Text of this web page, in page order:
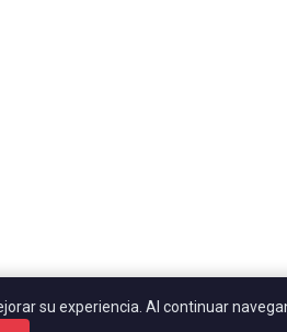
su experiencia. Al continuar